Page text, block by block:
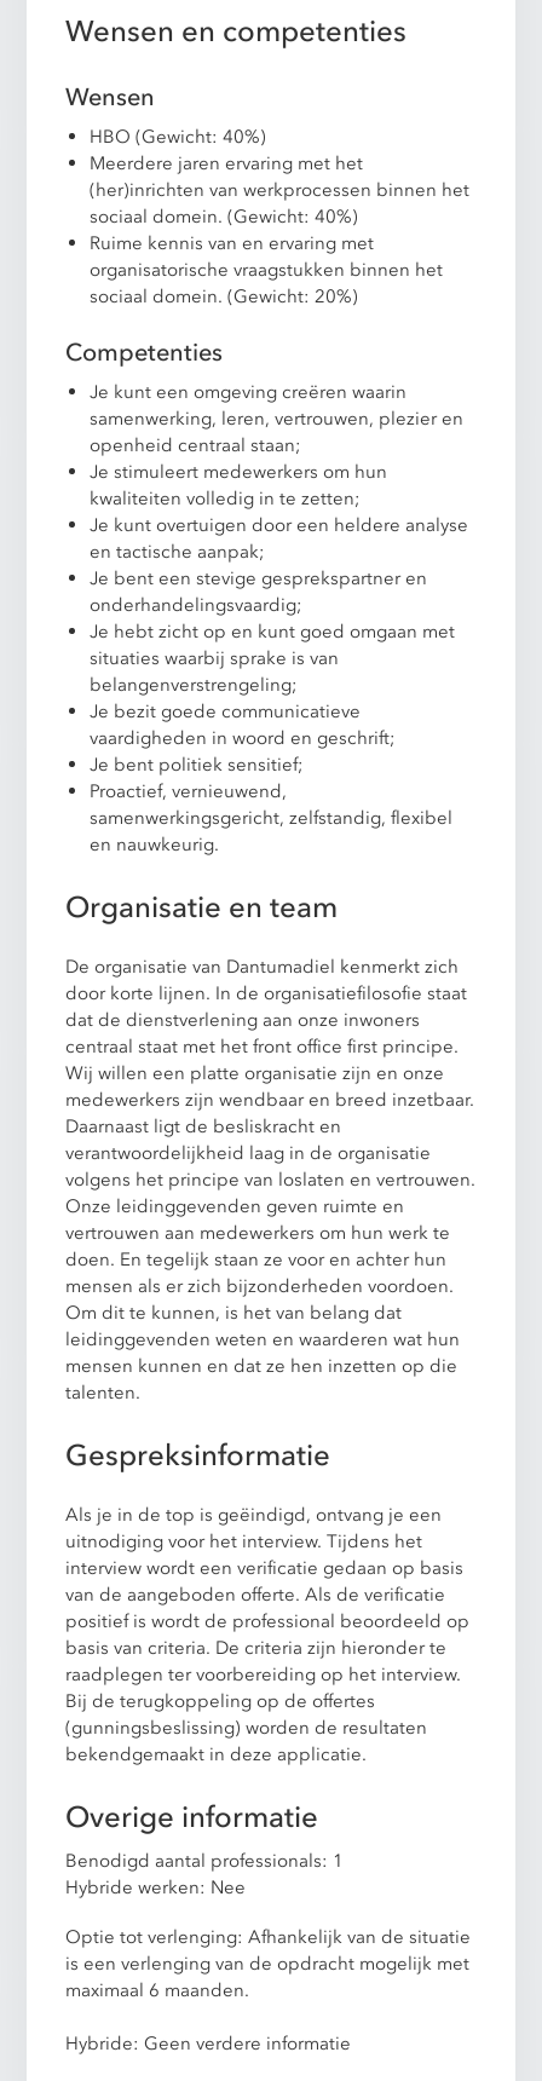
Wensen en competenties
Wensen
HBO (Gewicht: 40%)
Meerdere jaren ervaring met het
(her)inrichten van werkprocessen binnen het
sociaal domein. (Gewicht: 40%)
Ruime kennis van en ervaring met
organisatorische vraagstukken binnen het
sociaal domein. (Gewicht: 20%)
Competenties
Je kunt een omgeving creëren waarin
samenwerking, leren, vertrouwen, plezier en
openheid centraal staan;
Je stimuleert medewerkers om hun
kwaliteiten volledig in te zetten;
Je kunt overtuigen door een heldere analyse
en tactische aanpak;
Je bent een stevige gesprekspartner en
onderhandelingsvaardig;
Je hebt zicht op en kunt goed omgaan met
situaties waarbij sprake is van
belangenverstrengeling;
Je bezit goede communicatieve
vaardigheden in woord en geschrift;
Je bent politiek sensitief;
Proactief, vernieuwend,
samenwerkingsgericht, zelfstandig, flexibel
en nauwkeurig.
Organisatie en team
De organisatie van Dantumadiel kenmerkt zich
door korte lijnen. In de organisatiefilosofie staat
dat de dienstverlening aan onze inwoners
centraal staat met het front office first principe.
Wij willen een platte organisatie zijn en onze
medewerkers zijn wendbaar en breed inzetbaar.
Daarnaast ligt de besliskracht en
verantwoordelijkheid laag in de organisatie
volgens het principe van loslaten en vertrouwen.
Onze leidinggevenden geven ruimte en
vertrouwen aan medewerkers om hun werk te
doen. En tegelijk staan ze voor en achter hun
mensen als er zich bijzonderheden voordoen.
Om dit te kunnen, is het van belang dat
leidinggevenden weten en waarderen wat hun
mensen kunnen en dat ze hen inzetten op die
talenten.
Gespreksinformatie
Als je in de top is geëindigd, ontvang je een
uitnodiging voor het interview. Tijdens het
interview wordt een verificatie gedaan op basis
van de aangeboden offerte. Als de verificatie
positief is wordt de professional beoordeeld op
basis van criteria. De criteria zijn hieronder te
raadplegen ter voorbereiding op het interview.
Bij de terugkoppeling op de offertes
(gunningsbeslissing) worden de resultaten
bekendgemaakt in deze applicatie.
Overige informatie
Benodigd aantal professionals: 1
Hybride werken: Nee
Optie tot verlenging: Afhankelijk van de situatie
is een verlenging van de opdracht mogelijk met
maximaal 6 maanden.
Hybride: Geen verdere informatie